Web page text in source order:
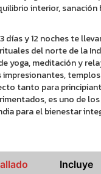
interior,
días y 12 noches te
del norte de la
yoga, meditación y
impresionantes,
tanto para
es uno de
para el bienestar
Incluye